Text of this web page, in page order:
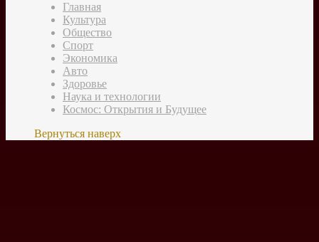
Главная
Культура
Общество
Спорт
Экономика
Авто
Здоровье
Наука и технологии
Космос: Открытия и Будущее
Вернуться наверх